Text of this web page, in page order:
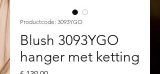
Productcode: 3093YGO
Blush 3093YGO
hanger met ketting